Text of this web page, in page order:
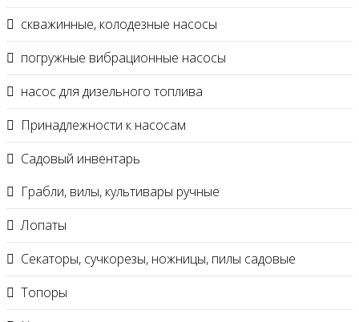
скважинные, колодезные насосы
погружные вибрационные насосы
насос для дизельного топлива
Принадлежности к насосам
Садовый инвентарь
Грабли, вилы, культивары ручные
Лопаты
Секаторы, сучкорезы, ножницы, пилы садовые
Топоры